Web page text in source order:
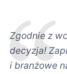
Zgodnie z
decyzja!
i branżowe